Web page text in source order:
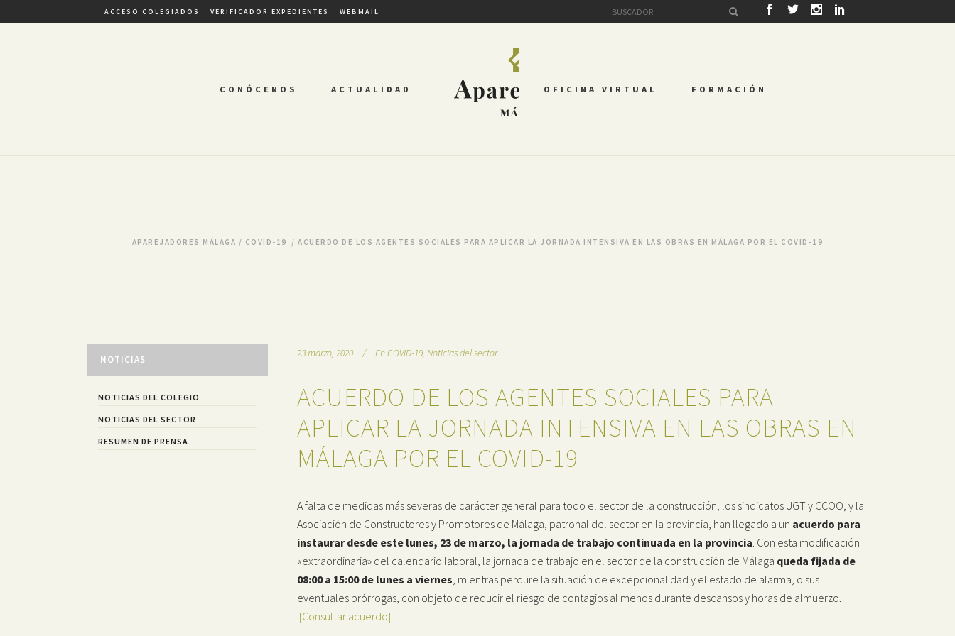
ACCESO COLEGIADOS VERIFICADOR EXPEDIENTES WEBMAIL
CONÓCENOS ACTUALIDAD OFICINA VIRTUAL FORMACIÓN
APAREJADORES MÁLAGA / COVID-19 /ACUERDO DE LOS AGENTES SOCIALES PARA APLICAR LA JORNADA INTENSIVA EN LAS OBRAS EN MÁLAGA POR EL COVID-19
NOTICIAS
NOTICIAS DEL COLEGIO
NOTICIAS DEL SECTOR
RESUMEN DE PRENSA
23 marzo, 2020 EnCOVID-19, Noticias del sector
ACUERDO DE LOS AGENTES SOCIALES PARA
APLICAR LA JORNADA INTENSIVA EN LAS OBRAS EN
MÁLAGA POR EL COVID-19
A falta de medidas más severas de carácter general para todo el sector de la construcción, los sindicatos UGT y CCOO, y la
Asociación de Constructores y Promotores de Málaga, patronal del sector en la provincia, han llegado a un acuerdo para
instaurar desde este lunes, 23 de marzo, la jornada de trabajo continuada en la provincia. Con esta modificación
«extraordinaria» del calendario laboral, la jornada de trabajo en el sector de la construcción de Málaga queda fijada de
08:00 a 15:00 de lunes a viernes, mientras perdure la situación de excepcionalidad y el estado de alarma, o sus
eventuales prórrogas, con objeto de reducir el riesgo de contagios al menos durante descansos y horas de almuerzo.
[Consultar acuerdo]